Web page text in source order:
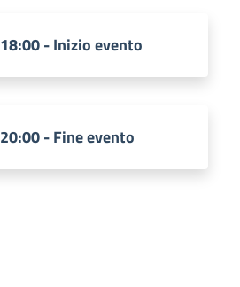
18:00 - Inizio evento
20:00 - Fine evento